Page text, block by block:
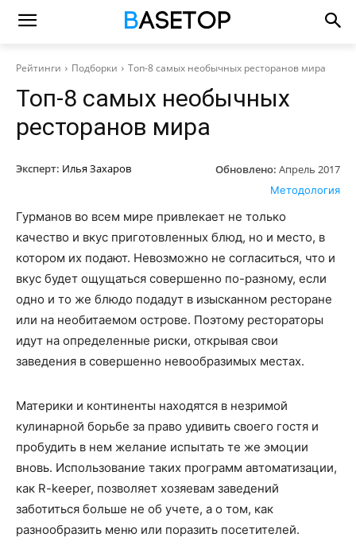
Рейтинги Подборки Топ-8 самых необычных ресторанов мира
Топ-8 самых необычных
ресторанов мира
Эксперт: Илья Захаров Обновлено: Апрель 2017
Методология
Гурманов во всем мире привлекает не только
качество и вкус приготовленных блюд, но и место, в
котором их подают. Невозможно не согласиться, что и
вкус будет ощущаться совершенно по-разному, если
одно и то же блюдо подадут в изысканном ресторане
или на необитаемом острове. Поэтому рестораторы
идут на определенные риски, открывая свои
заведения в совершенно невообразимых местах.
Материки и континенты находятся в незримой
кулинарной борьбе за право удивить своего гостя и
пробудить в нем желание испытать те же эмоции
вновь. Использование таких программ автоматизации,
как R-keeper, позволяет хозяевам заведений
заботиться больше не об учете, а о том, как
разнообразить меню или поразить посетителей.